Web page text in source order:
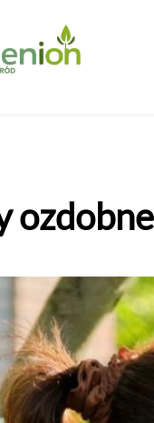
ozdobne